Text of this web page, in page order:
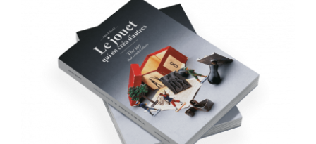
Le jouet qui en créa d’autres